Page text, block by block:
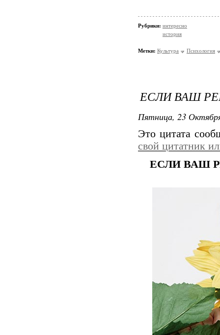
Рубрики: интересно
история
Метки: Культура Психология
ЕСЛИ ВАШ
Пятница, 23
Это цитата
свой цитатник
ЕСЛИ ВАШ